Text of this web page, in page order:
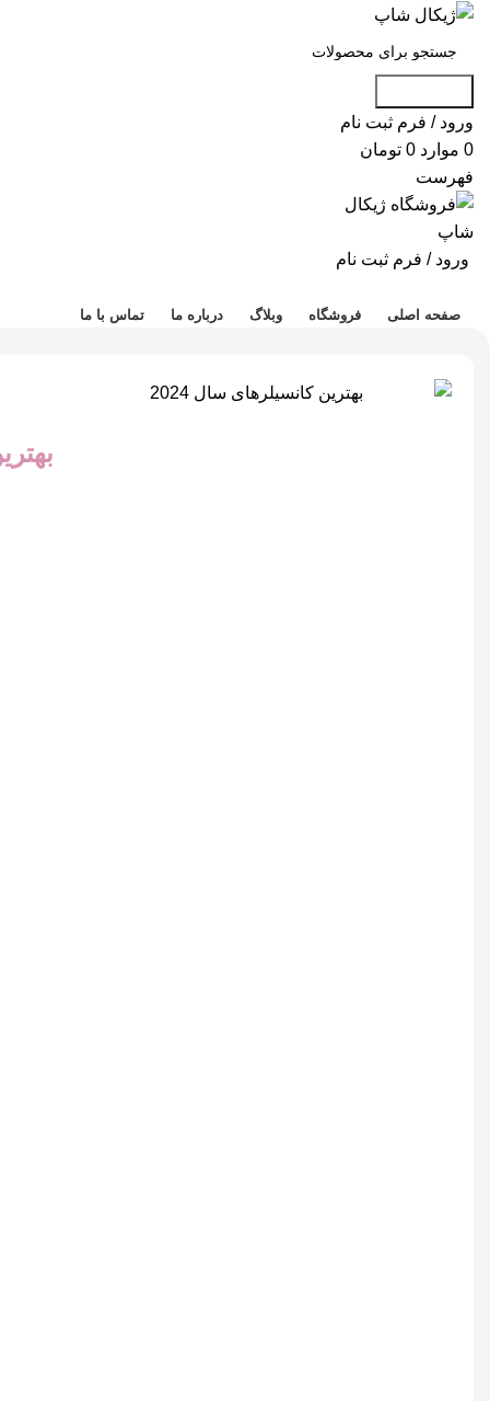
ورود / فرم ثبت نام
0 موارد 0 تومان
فهرست
ورود / فرم ثبت نام
صفحه اصلی فروشگاه وبلاگ درباره ما تماس با ما